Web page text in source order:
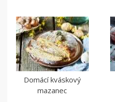
Domácí kváskový
mazanec